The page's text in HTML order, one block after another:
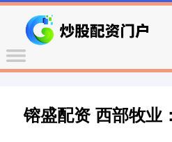
镕盛配资 西部牧业